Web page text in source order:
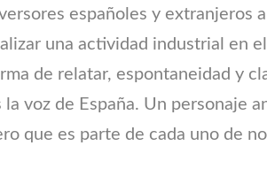
españoles y extranjeros
una actividad industrial en
de relatar, espontaneidad y
la voz de España. Un personaje
que es parte de cada uno de